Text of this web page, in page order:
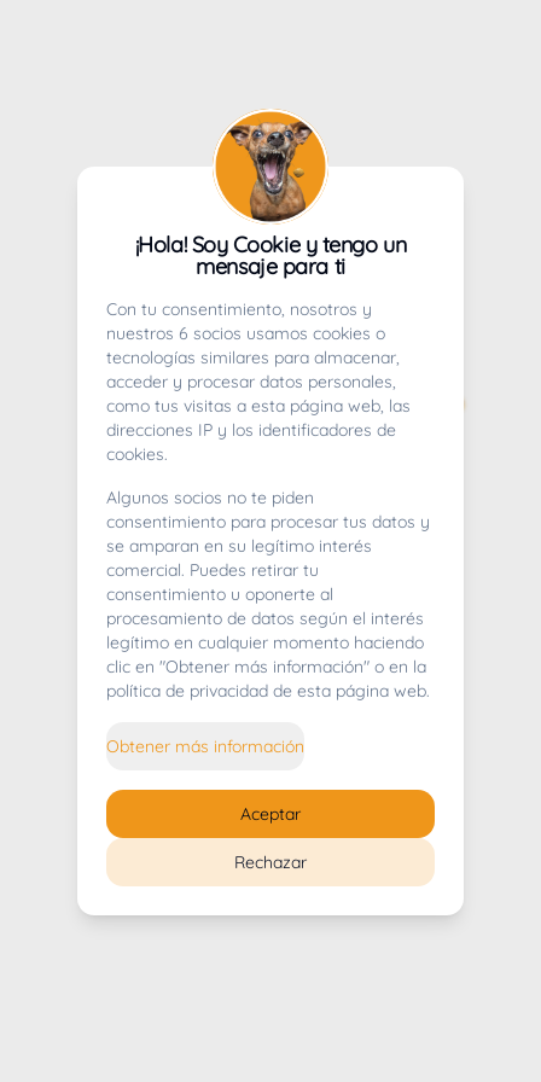
404
Whoops! Lo sentimos mucho.
¡Hola! Soy Cookie y tengo un
mensaje para ti
Con tu consentimiento, nosotros y
nuestros 6 socios usamos cookies o
tecnologías similares para almacenar,
acceder y procesar datos personales,
como tus visitas a esta página web, las
direcciones IP y los identificadores de
cookies.
Algunos socios no te piden
consentimiento para procesar tus datos y
se amparan en su legítimo interés
comercial. Puedes retirar tu
consentimiento u oponerte al
procesamiento de datos según el interés
legítimo en cualquier momento haciendo
clic en "Obtener más información" o en la
política de privacidad de esta página web.
Obtener más información
Rechazar
Aceptar